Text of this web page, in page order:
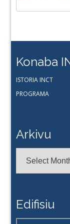
Konaba
ISTORIA INCT
PROGRAMA
Arkivu
Edifisiu